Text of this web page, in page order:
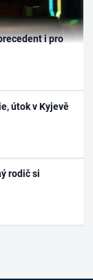
i pro
útok v Kyjevě
rodič si